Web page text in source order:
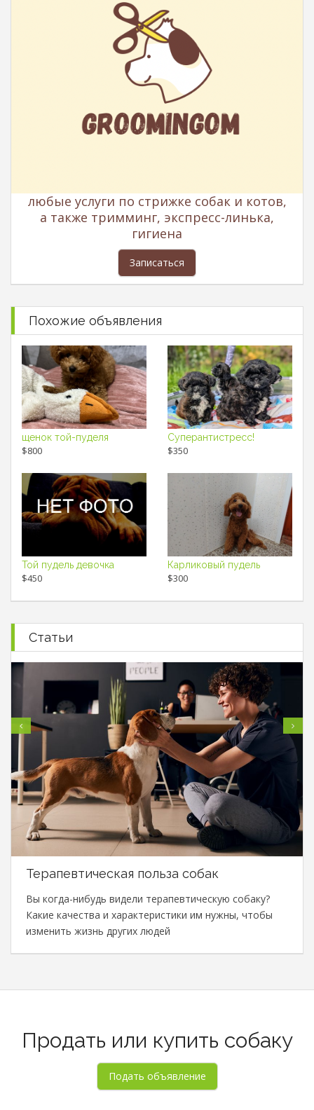
любые услуги по стрижке собак и котов,
а также тримминг, экспресс-линька,
гигиена
Записаться
Похожие объявления
щенок той-пуделя
$800
Суперантистресс!
$350
Той пудель девочка
$450
Карликовый пудель
$300
Статьи
Терапевтическая польза собак
Вы когда-нибудь видели терапевтическую собаку?
Какие качества и характеристики им нужны, чтобы
изменить жизнь других людей
Продать или купить собаку